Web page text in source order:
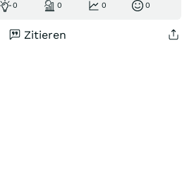
0 0 0 0
Zitieren